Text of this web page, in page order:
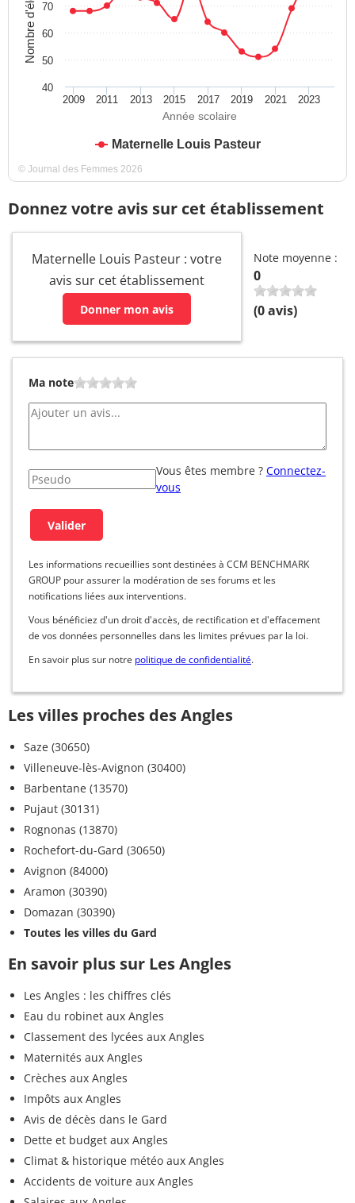
Année scolaire
Nombre d'élèves
Maternelle Louis Pasteur
2009 2011 2013 2015 2017 2019 2021 2023
40
50
60
70
© Journal des Femmes 2026
Donnez votre avis sur cet établissement
Maternelle Louis Pasteur : votre
avis sur cet établissement
Donner mon avis
Note moyenne :
0
(0avis)
Ma note
Vous êtes membre ? Connectez-
vous
Les informations recueillies sont destinées à CCM BENCHMARK
GROUP pour assurer la modération de ses forums et les
notifications liées aux interventions.
Vous bénéficiez d'un droit d'accès, de rectification et d'effacement
de vos données personnelles dans les limites prévues par la loi.
En savoir plus sur notre politique de confidentialité.
Les villes proches des Angles
Saze (30650)
Villeneuve-lès-Avignon (30400)
Barbentane (13570)
Pujaut (30131)
Rognonas (13870)
Rochefort-du-Gard (30650)
Avignon (84000)
Aramon (30390)
Domazan (30390)
Toutes les villes du Gard
En savoir plus sur Les Angles
Les Angles : les chiffres clés
Eau du robinet aux Angles
Classement des lycées aux Angles
Maternités aux Angles
Crèches aux Angles
Impôts aux Angles
Avis de décès dans le Gard
Dette et budget aux Angles
Climat & historique météo aux Angles
Accidents de voiture aux Angles